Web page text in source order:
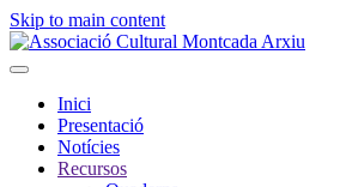
Skip to main content
Inici
Presentació
Notícies
Recursos